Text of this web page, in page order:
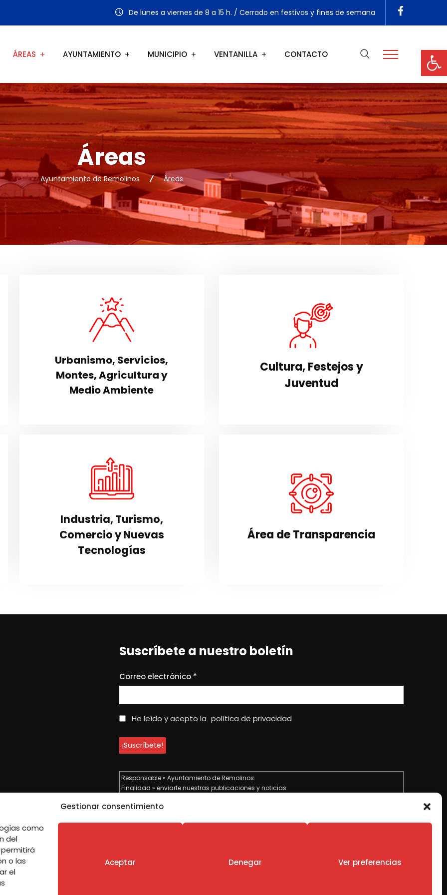
Gestionar consentimiento
como
del
o las
el
Aceptar Denegar Ver preferencias
De lunes a viernes de 8 a 15 h. / Cerrado en festivos y fines de semana
ÁREAS AYUNTAMIENTO MUNICIPIO VENTANILLA CONTACTO
Áreas
Ayuntamiento de Remolinos Áreas
Urbanismo, Servicios,
Montes, Agricultura y
Medio Ambiente
Urbanismo, Servicios,
Montes, Agricultura y
Medio Ambiente
información relacionada a estos
ámbitos.
Industria, Turismo,
Comercio y Nuevas
Tecnologías
Industria, Turismo,
Comercio y Nuevas
Tecnologías
Área que cubre varias de las
necesidades principales del municipio.
VER SECCIÓN
Cultura, Festejos y
Juventud
Área donde la continuidad de los actos
y eventos que se organizan desde el
consistorio hace que sea un área de
gran actividad.
Área de Transparencia
Área de Transparencia
Desde aquí podrás acceder a la Sede
Electrónica del municipio.
Suscríbete a nuestro boletín
Correo electrónico *
He leído y acepto la política de privacidad
Responsable » Ayuntamiento de Remolinos.
Finalidad » enviarte nuestras publicaciones y noticias.
Destinatarios » solo se realizan cesiones si existe una obligación legal.
datos como se indica en la